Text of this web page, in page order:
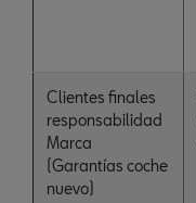
Clientes finales
responsabilidad
Marca
(Garantías coche
nuevo)